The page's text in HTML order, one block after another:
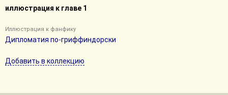
иллюстрация к главе 1
Иллюстрация к фанфику
Дипломатия по-гриффиндорски
Добавить в коллекцию